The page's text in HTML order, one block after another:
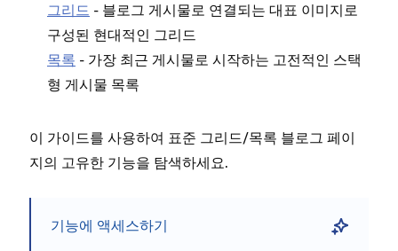
그리드 - 블로그 게시물로 연결되는 대표 이미지로
구성된 현대적인 그리드
목록 - 가장 최근 게시물로 시작하는 고전적인 스택
형 게시물 목록
이 가이드를 사용하여 표준 그리드/목록 블로그 페이
지의 고유한 기능을 탐색하세요.
기능에 액세스하기